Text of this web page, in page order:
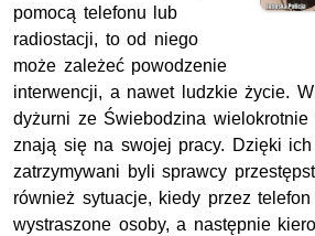
pomocą telefonu lub
radiostacji, to od niego
może zależeć powodzenie
interwencji, a nawet ludzkie życie.
dyżurni ze Świebodzina
znają się na swojej pracy. Dzięki ich
zatrzymywani byli sprawcy
również sytuacje, kiedy przez
wystraszone osoby, a następnie